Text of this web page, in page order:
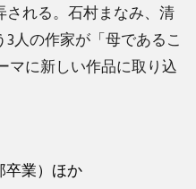
れる。石村まなみ、清
人の作家が「母であるこ
マに新しい作品に取り込
卒業）ほか